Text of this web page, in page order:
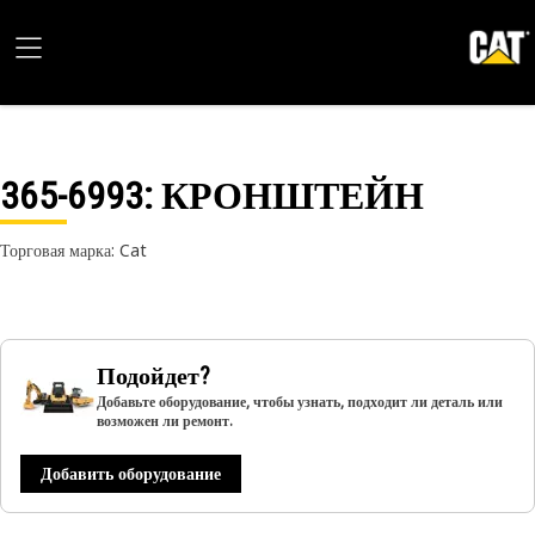
365-6993: КРОНШТЕЙН
Торговая марка: Cat
Подойдет?
Добавьте оборудование, чтобы узнать, подходит ли деталь или
возможен ли ремонт.
Добавить оборудование